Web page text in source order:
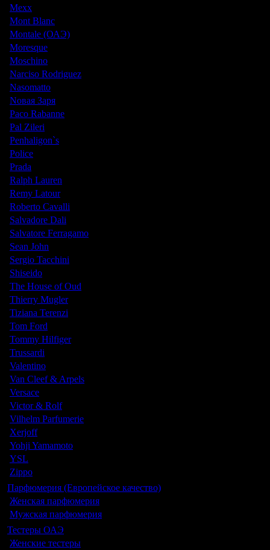
Mexx
Mont Blanc
Montale (ОАЭ)
Moresque
Moschino
Narciso Rodriguez
Nasomatto
Nовая Заря
Paco Rabanne
Pal Zileri
Penhaligon`s
Police
Prada
Ralph Lauren
Remy Latour
Roberto Cavalli
Salvadore Dali
Salvatore Ferragamo
Sean John
Sergio Tacchini
Shiseido
The House of Oud
Thierry Mugler
Tiziana Terenzi
Tom Ford
Tommy Hilfiger
Trussardi
Valentino
Van Cleef & Arpels
Versace
Victor & Rolf
Vilhelm Parfumerie
Xerjoff
Yohji Yamamoto
YSL
Zippo
Парфюмерия (Европейское качество)
Женская парфюмерия
Мужская парфюмерия
Тестеры ОАЭ
Женские тестеры